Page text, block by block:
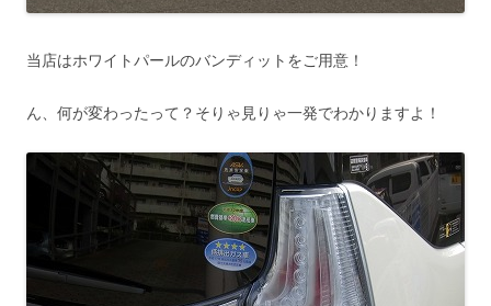
当店はホワイトパールのバンディットをご用意！
ん、何が変わったって？そりゃ見りゃ一発でわかりますよ！